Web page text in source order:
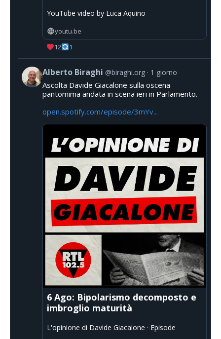
YouTube video by Luca Aquino
youtu.be
12
1
Alberto Biraghi @biraghi.org 1 giorno
Ascolta Davide Giacalone sulla oscena
pantomima andata in scena ieri in Parlamento.
open.spotify.com/episode/3mYv...
6 Ago: Bipolarismo decomposto e
imbroglio maturità
L'opinione di Davide Giacalone · Episode